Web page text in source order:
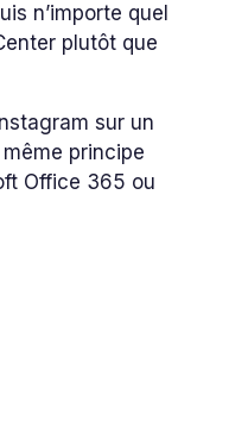
n’importe quel
plutôt que
sur un
principe
Office 365 ou